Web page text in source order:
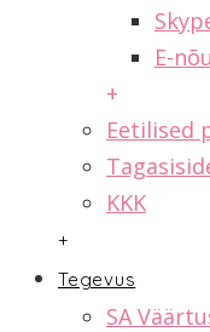
E-
+
Eetilised
KKK
+
Tegevus
SA